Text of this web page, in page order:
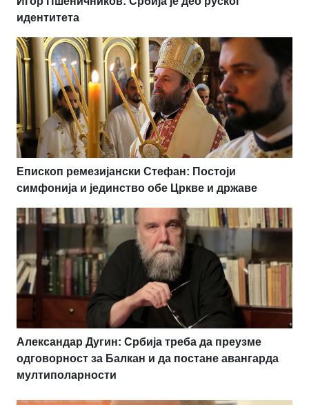
идентитета
Епископ ремезијански Стефан: Постоји
симфонија и јединство обе Цркве и државе
Александар Дугин: Србија треба да преузме
одговорност за Балкан и да постане авангарда
мултиполарности